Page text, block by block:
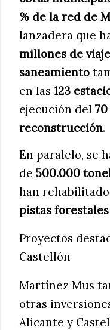
% de la red de
lanzadera que
millones de
saneamiento
en las 123
ejecución del
reconstrucción.
En paralelo, se
de 500.000
han rehabilitado
pistas forestales
Proyectos
Castellón
Martínez Mus
otras
Alicante y